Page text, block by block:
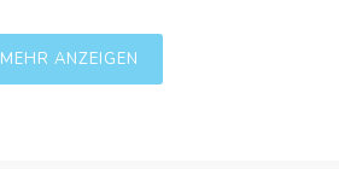
MEHR ANZEIGEN